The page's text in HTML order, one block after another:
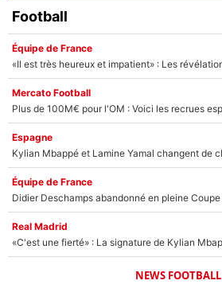
Football
Équipe de France
Mercato Football
Espagne
Équipe de France
Real Madrid
NEWS FOOTBALL